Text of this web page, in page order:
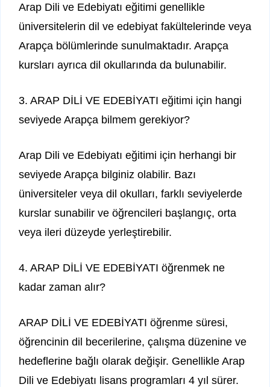
Arap Dili ve Edebiyatı eğitimi genellikle
üniversitelerin dil ve edebiyat fakültelerinde veya
Arapça bölümlerinde sunulmaktadır. Arapça
kursları ayrıca dil okullarında da bulunabilir.
3. ARAP DİLİ VE EDEBİYATI eğitimi için hangi
seviyede Arapça bilmem gerekiyor?
Arap Dili ve Edebiyatı eğitimi için herhangi bir
seviyede Arapça bilginiz olabilir. Bazı
üniversiteler veya dil okulları, farklı seviyelerde
kurslar sunabilir ve öğrencileri başlangıç, orta
veya ileri düzeyde yerleştirebilir.
4. ARAP DİLİ VE EDEBİYATI öğrenmek ne
kadar zaman alır?
ARAP DİLİ VE EDEBİYATI öğrenme süresi,
öğrencinin dil becerilerine, çalışma düzenine ve
hedeflerine bağlı olarak değişir. Genellikle Arap
Dili ve Edebiyatı lisans programları 4 yıl sürer.